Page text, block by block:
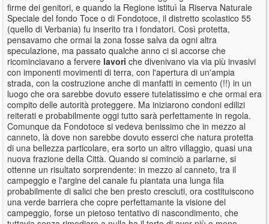
firme dei genitori, e quando la Regione istituì la Riserva Naturale
Speciale del fondo Toce o di Fondotoce, il distretto scolastico 55
(quello di Verbania) fu inserito tra i fondatori. Così protetta,
pensavamo che ormai la zona fosse salva da ogni altra
speculazione, ma passato qualche anno ci si accorse che
ricominciavano a fervere lavori che divenivano via via più invasivi
con imponenti movimenti di terra, con l'apertura di un'ampia
strada, con la costruzione anche di manfatti in cemento (!!) in un
luogo che ora sarebbe dovuto essere tutelatissimo e che ormai era
compito delle autorità proteggere. Ma iniziarono condoni edilizi
reiterati e probabilmente oggi tutto sarà perfettamente in regola.
Comunque da Fondotoce si vedeva benissimo che in mezzo al
canneto, là dove non sarebbe dovuto esserci che natura protetta
di una bellezza particolare, era sorto un altro villaggio, quasi una
nuova frazione della Città. Quando si cominciò a parlarne, si
ottenne un risultato sorprendente: in mezzo al canneto, tra il
campeggio e l'argine del canale fu piantata una lunga fila
probabilmente di salici che ben presto cresciuti, ora costituiscono
una verde barriera che copre perfettamante la visione del
campeggio, forse un pietoso tentativo di nascondimento, che